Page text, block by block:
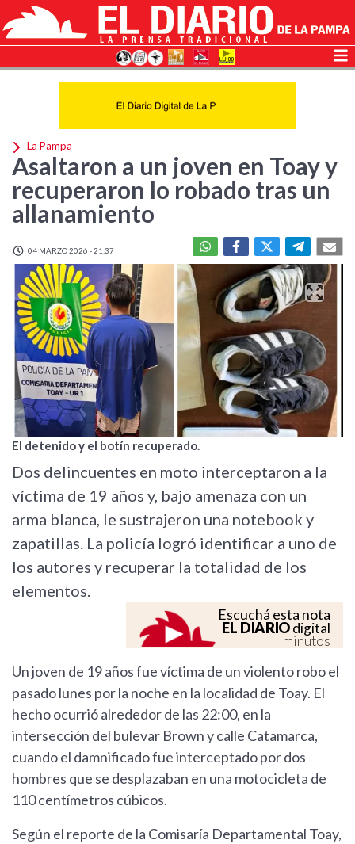
La Pampa
Asaltaron a un joven en Toay y
recuperaron lo robado tras un
allanamiento
04 MARZO 2026 - 21:37
El detenido y el botín recuperado.
Dos delincuentes en moto interceptaron a la
víctima de 19 años y, bajo amenaza con un
arma blanca, le sustrajeron una notebook y
zapatillas. La policía logró identificar a uno de
los autores y recuperar la totalidad de los
elementos.
Escuchá esta nota
EL DIARIOdigital
minutos
Un joven de 19 años fue víctima de un violento robo el
pasado lunes por la noche en la localidad de Toay. El
hecho ocurrió alrededor de las 22:00, en la
intersección del bulevar Brown y calle Catamarca,
cuando el damnificado fue interceptado por dos
hombres que se desplazaban en una motocicleta de
110 centímetros cúbicos.
Según el reporte de la Comisaría Departamental Toay,